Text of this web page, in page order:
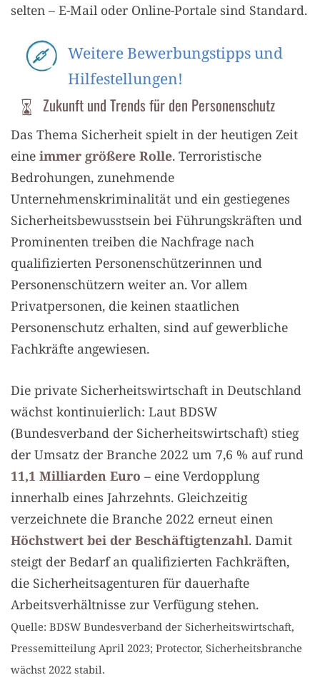
selten – E-Mail oder Online-Portale sind Standard.
Weitere Bewerbungstipps und
Hilfestellungen!
Zukunft und Trends für den Personenschutz
Das Thema Sicherheit spielt in der heutigen Zeit
eine immer größere Rolle. Terroristische
Bedrohungen, zunehmende
Unternehmenskriminalität und ein gestiegenes
Sicherheitsbewusstsein bei Führungskräften und
Prominenten treiben die Nachfrage nach
qualifizierten Personenschützerinnen und
Personenschützern weiter an. Vor allem
Privatpersonen, die keinen staatlichen
Personenschutz erhalten, sind auf gewerbliche
Fachkräfte angewiesen.
Die private Sicherheitswirtschaft in Deutschland
wächst kontinuierlich: Laut BDSW
(Bundesverband der Sicherheitswirtschaft) stieg
der Umsatz der Branche 2022 um 7,6 % auf rund
11,1 Milliarden Euro – eine Verdopplung
innerhalb eines Jahrzehnts. Gleichzeitig
verzeichnete die Branche 2022 erneut einen
Höchstwert bei der Beschäftigtenzahl. Damit
steigt der Bedarf an qualifizierten Fachkräften,
die Sicherheitsagenturen für dauerhafte
Arbeitsverhältnisse zur Verfügung stehen.
Quelle: BDSW Bundesverband der Sicherheitswirtschaft,
Pressemitteilung April 2023; Protector, Sicherheitsbranche
wächst 2022 stabil.